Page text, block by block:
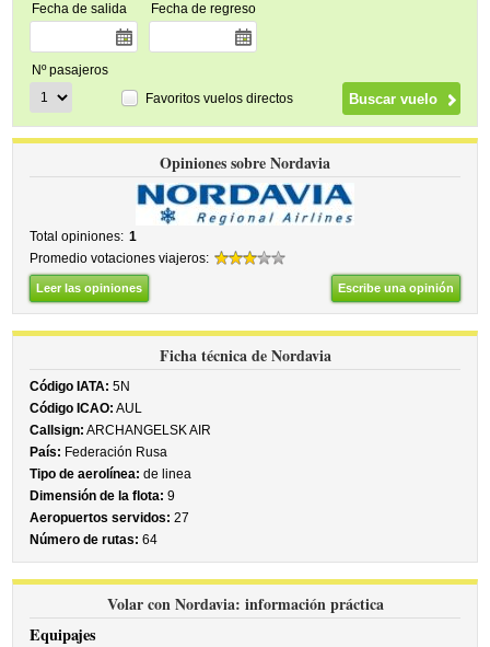
Fecha de salida Fecha de regreso
Nº pasajeros
Favoritos vuelos directos
Opiniones sobre Nordavia
Total opiniones: 1
Promedio votaciones viajeros:
Leer las opiniones Escribe una opinión
Ficha técnica de Nordavia
Código IATA: 5N
Código ICAO: AUL
Callsign: ARCHANGELSK AIR
País: Federación Rusa
Tipo de aerolínea: de linea
Dimensión de la flota: 9
Aeropuertos servidos: 27
Número de rutas: 64
Volar con Nordavia: información práctica
Equipajes